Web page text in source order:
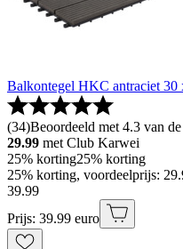
Balkontegel HKC antraciet 30
(34)Beoordeeld met 4.3 van
29.99 met Club Karwei
25% korting25% korting
25% korting, voordeelprijs:
39.99
Prijs: 39.99 euro